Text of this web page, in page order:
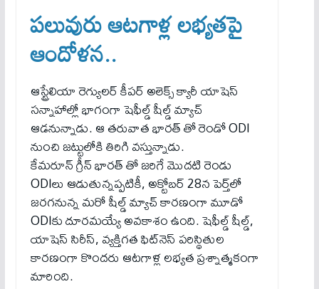
ప‌లువురు ఆటగాళ్ల లభ్యతపై
ఆందోళన..
ఆస్ట్రేలియా రెగ్యులర్ కీపర్ అలెక్స్ క్యారీ యాషెస్
సన్నాహాల్లో భాగంగా షెఫీల్డ్ షీల్డ్ మ్యాచ్
ఆడనున్నాడు. ఆ త‌రువాత భార‌త్ తో రెండో ODI
నుంచి జట్టులోకి తిరిగి వస్తున్నాడు.
కేమరూన్ గ్రీన్ భార‌త్ తో జ‌రిగే మొదటి రెండు
ODIలు ఆడుతున్నప్పటికీ, అక్టోబర్ 28న పెర్త్‌లో
జరగ‌నున్న‌ మరో షీల్డ్ మ్యాచ్ కారణంగా మూడో
ODIకు దూరమయ్యే అవకాశం ఉంది. షెఫీల్డ్ షీల్డ్,
యాషెస్ సిరీస్, వ్యక్తిగత ఫిట్‌నెస్ పరిస్థితుల
కారణంగా కొంద‌రు ఆటగాళ్ల లభ్యత ప్ర‌శ్నాత్మ‌కంగా
మారింది.